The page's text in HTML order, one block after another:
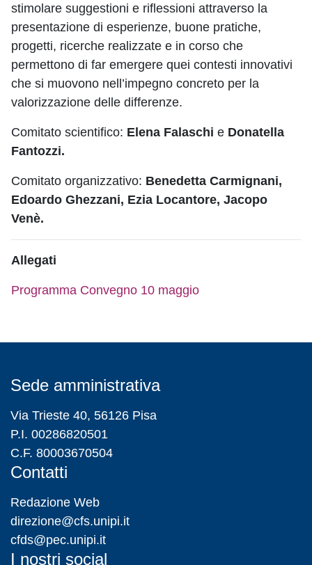
stimolare suggestioni e riflessioni attraverso la
presentazione di esperienze, buone pratiche,
progetti, ricerche realizzate e in corso che
permettono di far emergere quei contesti innovativi
che si muovono nell’impegno concreto per la
valorizzazione delle differenze.
Comitato scientifico: Elena Falaschi e Donatella
Fantozzi.
Comitato organizzativo: Benedetta Carmignani,
Edoardo Ghezzani, Ezia Locantore, Jacopo
Venè.
Allegati
Programma Convegno 10 maggio
Sede amministrativa
Via Trieste 40, 56126 Pisa
P.I. 00286820501
C.F. 80003670504
Contatti
Redazione Web
direzione@cfs.unipi.it
cfds@pec.unipi.it
I nostri social